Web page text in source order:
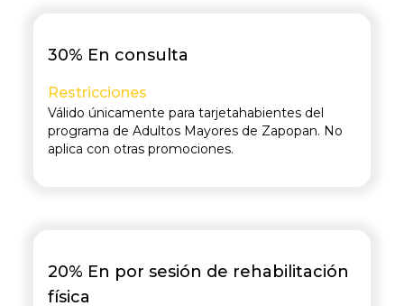
30% En consulta
Restricciones
Válido únicamente para tarjetahabientes del
programa de Adultos Mayores de Zapopan. No
aplica con otras promociones.
20% En por sesión de rehabilitación
física